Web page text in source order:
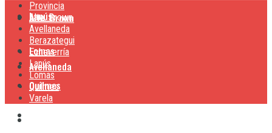
Lanús
Lomas
Quilmes
Alte. Brown
Avellaneda
Provincia
Alte. Brown
Avellaneda
Berazategui
Echeverría
Lanús
Lomas
Quilmes
Varela